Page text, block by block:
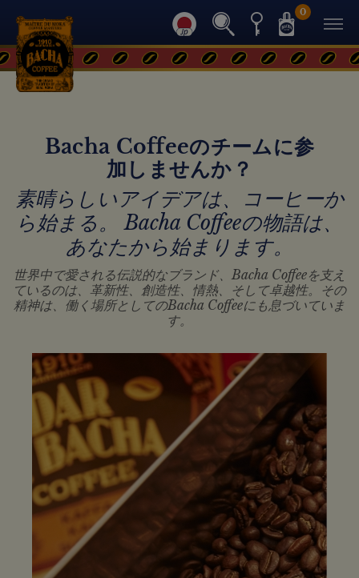
0
Bacha Coffeeのチームに参
加しませんか？
素晴らしいアイデアは、コーヒーか
ら始まる。 Bacha Coffeeの物語は、
あなたから始まります。
世界中で愛される伝説的なブランド、Bacha Coffeeを支え
ているのは、革新性、創造性、情熱、そして卓越性。その
精神は、働く場所としてのBacha Coffeeにも息づいていま
す。